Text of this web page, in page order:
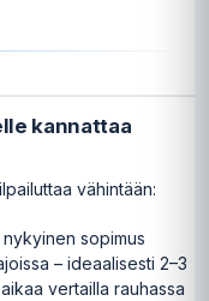
kannattaa
vähintään:
sopimus
– ideaalisesti 2–3
vertailla rauhassa